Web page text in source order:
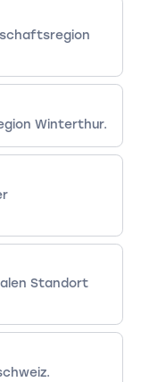
Winterthur.
Standort